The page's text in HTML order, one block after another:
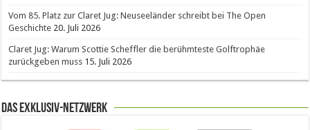
Vom 85. Platz zur Claret Jug: Neuseeländer schreibt bei The Open
Geschichte 20. Juli 2026
Claret Jug: Warum Scottie Scheffler die berühmteste Golftrophäe
zurückgeben muss 15. Juli 2026
Das Exklusiv-Netzwerk